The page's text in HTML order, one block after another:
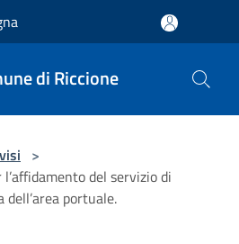
di Riccione
>
del servizio di
portuale.